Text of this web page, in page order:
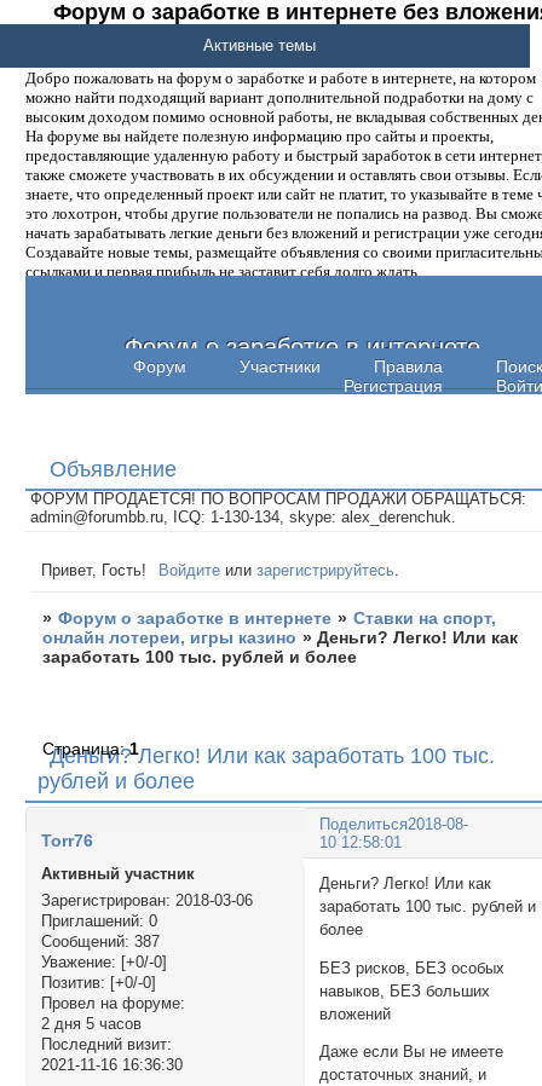
Форум о заработке в интернете без
денег.
Добро пожаловать на форум о заработке и работе в интернете, на котором
можно найти подходящий вариант дополнительной подработки на дому с
высоким доходом помимо основной работы, не вкладывая собственных
На форуме вы найдете полезную информацию про сайты и проекты,
предоставляющие удаленную работу и быстрый заработок в сети
также сможете участвовать в их обсуждении и оставлять свои отзывы.
знаете, что определенный проект или сайт не платит, то указывайте в теме
это лохотрон, чтобы другие пользователи не попались на развод. Вы
начать зарабатывать легкие деньги без вложений и регистрации уже
Создавайте новые темы, размещайте объявления со своими
ссылками и первая прибыль не заставит себя долго ждать.
Форум о заработке в интернете
Форум Участники Правила
Поиск
Регистрация
Войти
Активные темы
Объявление
ФОРУМ ПРОДАЕТСЯ! ПО ВОПРОСАМ ПРОДАЖИ ОБРАЩАТЬСЯ:
admin@forumbb.ru, ICQ: 1-130-134, skype: alex_derenchuk.
Привет, Гость! Войдите илизарегистрируйтесь
» Форум о заработке в интернете » Ставки на спорт,
онлайн лотереи, игры казино »Деньги? Легко! Или как
заработать 100 тыс. рублей и более
Деньги? Легко! Или как заработать 100 тыс.
рублей и более
Страница:1
Поделиться2018-08-
10 12:58:01
Torr76
Активный участник
Зарегистрирован: 2018-03-06
Приглашений: 0
Сообщений: 387
Уважение: [+0/-0]
Позитив: [+0/-0]
Провел на форуме:
2 дня 5 часов
Последний визит:
2021-11-16 16:36:30
Деньги? Легко! Или как
заработать 100 тыс. рублей и
более
БЕЗ рисков, БЕЗ особых
навыков, БЕЗ больших
вложений
Даже если Вы не имеете
достаточных знаний, и